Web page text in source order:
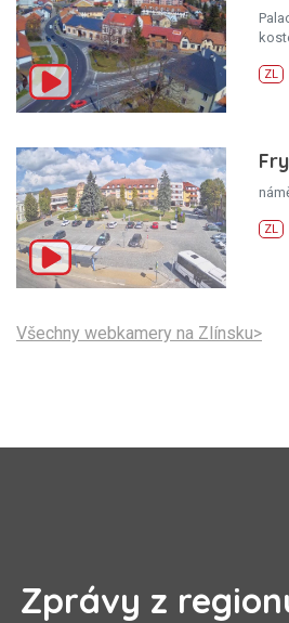
ZL
ZL
Všechny webkamery na Zlínsku>
Zprávy z